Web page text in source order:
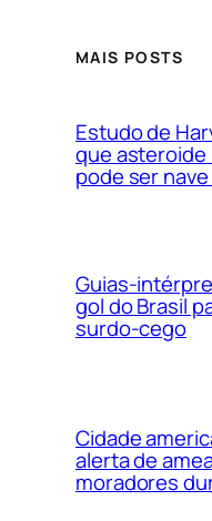
MAIS POSTS
Estudo de
que
pode ser
Guias-
gol do Brasil
surdo-cego
Cidade
alerta de
moradores